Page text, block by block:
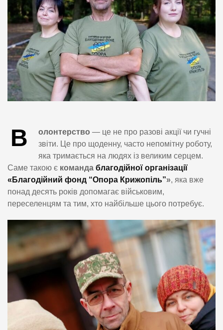
В олонтерство — це не про разові акції чи гучні
звіти. Це про щоденну, часто непомітну роботу,
яка тримається на людях із великим серцем.
Саме такою є команда благодійної організації
«Благодійний фонд “Опора Крижопіль”», яка вже
понад десять років допомагає військовим,
переселенцям та тим, хто найбільше цього потребує.